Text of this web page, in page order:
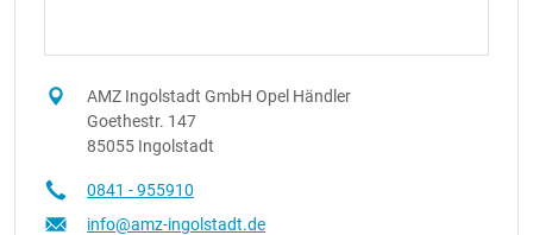
AMZ Ingolstadt GmbH Opel Händler
Goethestr. 147
85055 Ingolstadt
0841 - 955910
info@amz-ingolstadt.de